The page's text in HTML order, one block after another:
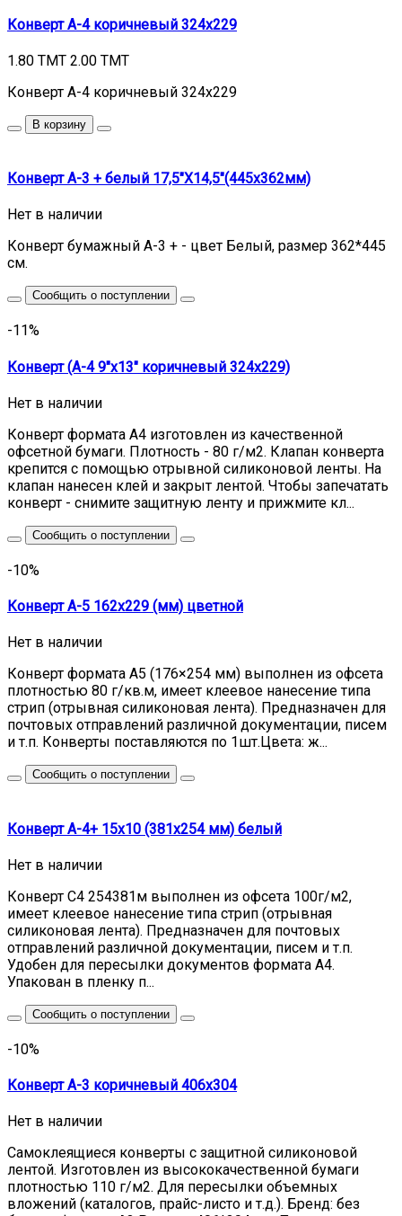
Конверт А-4 коричневый 324х229
1.80 TMT 2.00 TMT
Конверт А-4 коричневый 324х229
В корзину
Конверт А-3 + белый 17,5"Х14,5"(445х362мм)
Нет в наличии
Конверт бумажный А-3 + - цвет Белый, размер 362*445
см.
Сообщить о поступлении
-11%
Конверт (А-4 9"x13" коричневый 324x229)
Нет в наличии
Конверт формата А4 изготовлен из качественной
офсетной бумаги. Плотность - 80 г/м2. Клапан конверта
крепится с помощью отрывной силиконовой ленты. На
клапан нанесен клей и закрыт лентой. Чтобы запечатать
конверт - снимите защитную ленту и прижмите кл...
Сообщить о поступлении
-10%
Конверт А-5 162х229 (мм) цветной
Нет в наличии
Конверт формата А5 (176×254 мм) выполнен из офсета
плотностью 80 г/кв.м, имеет клеевое нанесение типа
стрип (отрывная силиконовая лента). Предназначен для
почтовых отправлений различной документации, писем
и т.п. Конверты поставляются по 1шт.Цвета: ж...
Сообщить о поступлении
Конверт А-4+ 15x10 (381x254 мм) белый
Нет в наличии
Конверт С4 254381м выполнен из офсета 100г/м2,
имеет клеевое нанесение типа стрип (отрывная
силиконовая лента). Предназначен для почтовых
отправлений различной документации, писем и т.п.
Удобен для пересылки документов формата A4.
Упакован в пленку п...
Сообщить о поступлении
-10%
Конверт А-3 коричневый 406х304
Нет в наличии
Самоклеящиеся конверты с защитной силиконовой
лентой. Изготовлен из высококачественной бумаги
плотностью 110 г/м2. Для пересылки объемных
вложений (каталогов, прайс-листо и т.д.). Бренд: без